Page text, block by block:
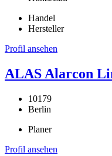
Handel
Hersteller
Profil ansehen
ALAS Alarcon
10179
Berlin
Planer
Profil ansehen